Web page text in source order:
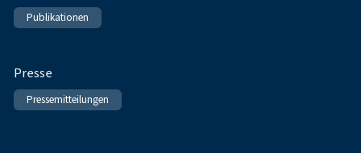
Publikationen
Presse
Pressemitteilungen